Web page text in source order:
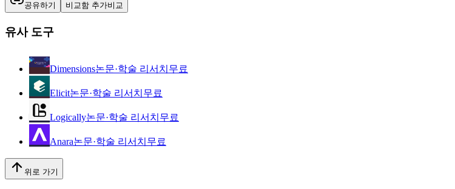
공유하기 비교함 추가비교
유사 도구
Dimensions논문·학술 리서치 무료
Elicit논문·학술 리서치 무료
Logically논문·학술 리서치 무료
Anara논문·학술 리서치 무료
위로 가기